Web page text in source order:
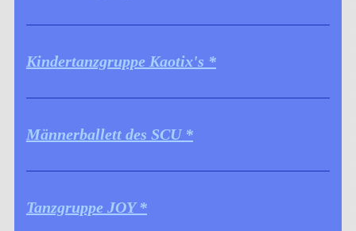
Kindertanzgruppe Kaotix's *
Männerballett des SCU *
Tanzgruppe JOY *